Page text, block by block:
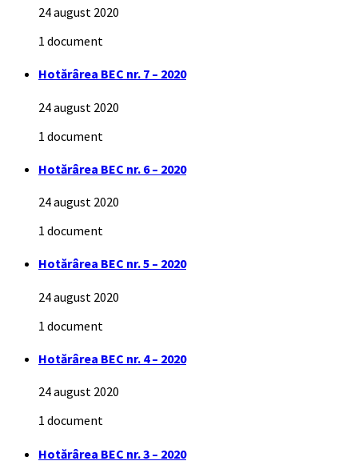
24 august 2020
1 document
Hotărârea BEC nr. 7 – 2020
24 august 2020
1 document
Hotărârea BEC nr. 6 – 2020
24 august 2020
1 document
Hotărârea BEC nr. 5 – 2020
24 august 2020
1 document
Hotărârea BEC nr. 4 – 2020
24 august 2020
1 document
Hotărârea BEC nr. 3 – 2020